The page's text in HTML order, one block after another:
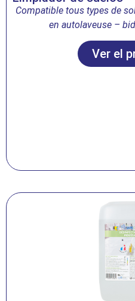
Compatible tous types de
en autolaveuse –
Ver el